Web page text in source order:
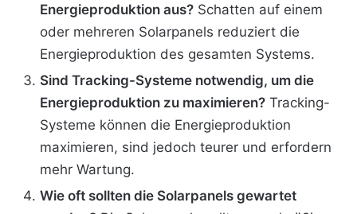
Energieproduktion aus? Schatten auf einem
oder mehreren Solarpanels reduziert die
Energieproduktion des gesamten Systems.
Sind Tracking-Systeme notwendig, um die
Energieproduktion zu maximieren? Tracking-
Systeme können die Energieproduktion
maximieren, sind jedoch teurer und erfordern
mehr Wartung.
Wie oft sollten die Solarpanels gewartet